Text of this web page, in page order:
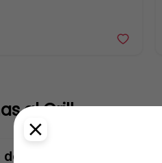
al Grill
de Vegetales